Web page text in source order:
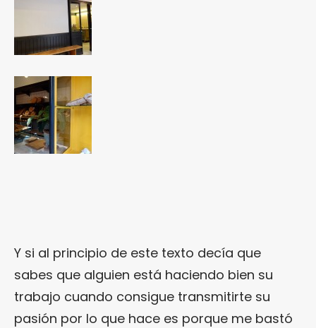
Y si al principio de este texto decía que
sabes que alguien está haciendo bien su
trabajo cuando consigue transmitirte su
pasión por lo que hace es porque me bastó